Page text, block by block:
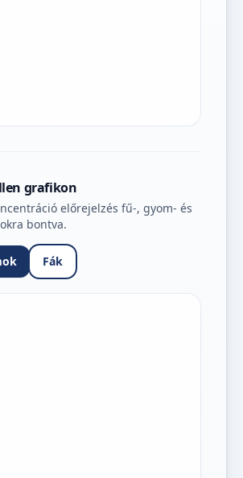
jelmagyarázatához
grafikon
előrejelzés fű-, gyom- és
bontva.
Fák
jelmagyarázatához